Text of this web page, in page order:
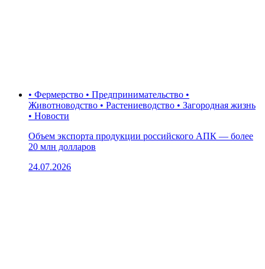
• Фермерство • Предпринимательство •
Животноводство • Растениеводство • Загородная жизнь
• Новости
Объем экспорта продукции российского АПК — более
20 млн долларов
24.07.2026